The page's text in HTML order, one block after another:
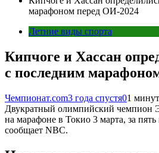
марафоном перед ОИ-2024
Летние виды спорта
Кипчоге и Хассан
с последним
Чемпионат.com3 года спустя01
Двукратный олимпийский чемпион
на марафоне в Токио 3 марта, за
сообщает NBC.